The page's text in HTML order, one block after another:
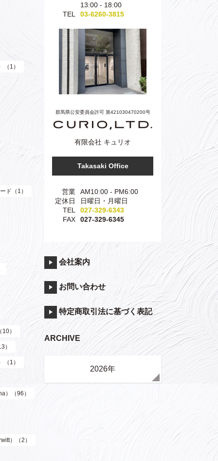
1）
ド（1）
）
）
1）
）（96）
）（2）
13:00 - 18:00
TEL
03-6260-3815
群馬県公安委員会許可 第421030470200号
有限会社 キュリオ
Takasaki Office
営業
AM10:00 - PM6:00
定休日
日曜日・月曜日
TEL
027-329-6343
FAX
027-329-6345
会社案内
お問い合わせ
特定商取引法に基づく表記
ARCHIVE
2026年